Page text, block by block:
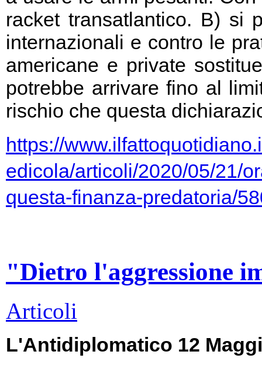
racket transatlantico. B) si
internazionali e contro le
americane e private
potrebbe arrivare fino al
rischio che questa
https://
edicola/articoli/2020/05/21/
questa-finanza-predatoria/
"Dietro l'aggressione
Articoli
L'Antidiplomatico 12